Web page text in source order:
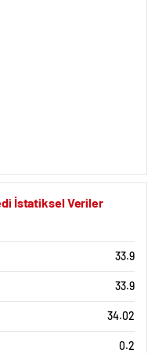
İstatiksel Veriler
33.9
33.9
34.02
0.2